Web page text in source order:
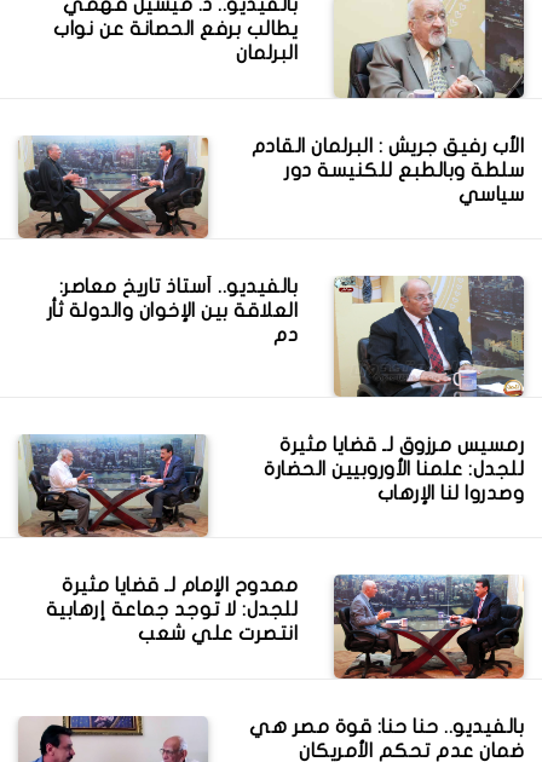
بالفيديو.. د. ميشيل فهمي
يطالب برفع الحصانة عن نواب
البرلمان
الأب رفيق جريش : البرلمان القادم
سلطة وبالطبع للكنيسة دور
سياسي
بالفيديو.. أستاذ تاريخ معاصر:
العلاقة بين الإخوان والدولة ثأر
دم
رمسيس مرزوق لـ قضايا مثيرة
للجدل: علمنا الأوروبيين الحضارة
وصدروا لنا الإرهاب
ممدوح الإمام لـ قضايا مثيرة
للجدل: لا توجد جماعة إرهابية
انتصرت علي شعب
بالفيديو.. حنا حنا: قوة مصر هي
ضمان عدم تحكم الأمريكان